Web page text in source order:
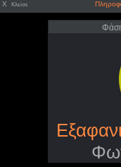
X Κλείσε